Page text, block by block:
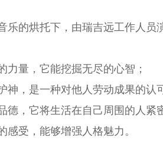
乐的烘托下，由瑞吉远工作人员
力量，它能挖掘无尽的心智；
神，是一种对他人劳动成果的认
德，它将生活在自己周围的人紧
感受，能够增强人格魅力。